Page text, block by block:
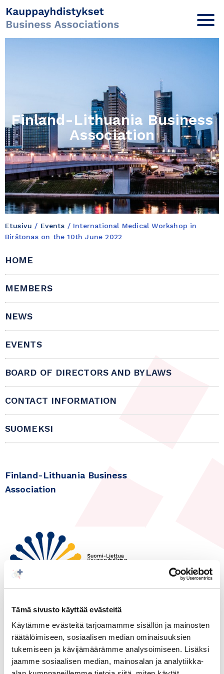
Tämä sivusto käyttää evästeitä
Käytämme evästeitä tarjoamamme sisällön ja mainosten
räätälöimiseen, sosiaalisen median ominaisuuksien
tukemiseen ja kävijämäärämme analysoimiseen. Lisäksi
jaamme sosiaalisen median, mainosalan ja analytiikka-
Finland-Lithuania Business
Association
Etusivu / Events / International Medical Workshop in
Birštonas on the 10th June 2022
HOME
MEMBERS
NEWS
EVENTS
BOARD OF DIRECTORS AND BYLAWS
CONTACT INFORMATION
SUOMEKSI
Finland-Lithuania Business
Association
Liettua, Yleinen
International Medical